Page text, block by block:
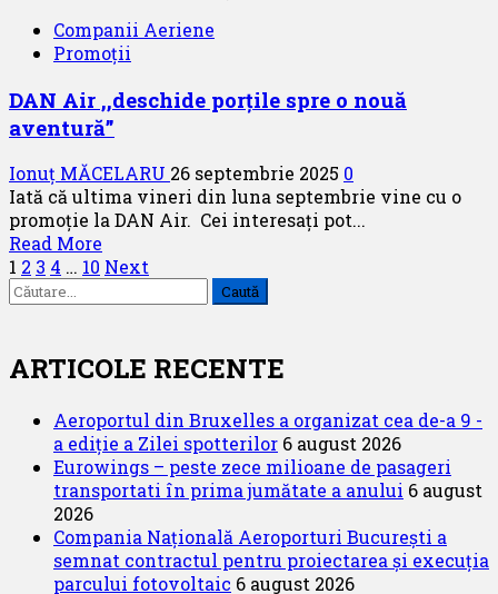
Airlines
anunță
nou
zbor
Europa
Companii Aeriene
Promoții
DAN Air ,,deschide porțile spre o nouă
aventură”
Ionuț MĂCELARU 26 septembrie 2025 0
Iată că ultima vineri din luna septembrie vine cu o
promoție la DAN Air. Cei interesați pot...
Read More
more
DAN
,,deschide
porțile
o
nouă
aventură”
Paginație
articole
1 2 3 4 … 10 Next
Caută
după:
ARTICOLE RECENTE
Aeroportul din Bruxelles a organizat cea de-a 9 -
a ediție a Zilei spotterilor 6 august 2026
Eurowings – peste zece milioane de pasageri
transportati în prima jumătate a anului 6 august
2026
Compania Națională Aeroporturi București a
semnat contractul pentru proiectarea și execuția
parcului fotovoltaic 6 august 2026